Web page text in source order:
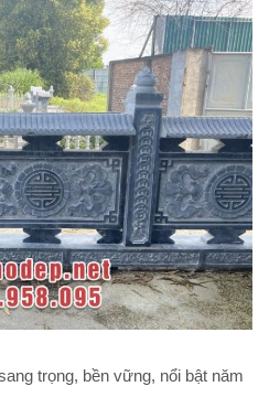
trọng, bền vững, nổi bật năm